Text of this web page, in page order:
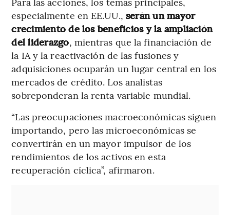
especialmente en EE.UU., serán un mayor
crecimiento de los beneficios y la ampliación
del liderazgo, mientras que la financiación de
la IA y la reactivación de las fusiones y
adquisiciones ocuparán un lugar central en los
mercados de crédito. Los analistas
sobreponderan la renta variable mundial.
“Las preocupaciones macroeconómicas siguen
importando, pero las microeconómicas se
convertirán en un mayor impulsor de los
rendimientos de los activos en esta
recuperación cíclica”, afirmaron.